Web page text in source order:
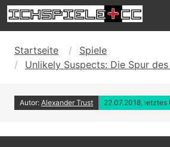
Startseite
Spiele
Unlikely Suspects: Die Spur
Autor: Alexander Trust 22.07.2018, letztes